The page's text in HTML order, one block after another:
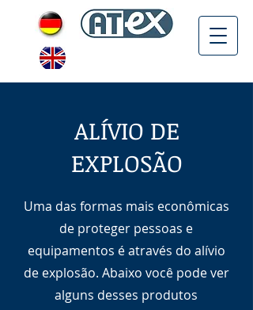
ALÍVIO DE
EXPLOSÃO
Uma das formas mais econômicas
de proteger pessoas e
equipamentos é através do alívio
de explosão. Abaixo você pode ver
alguns desses produtos